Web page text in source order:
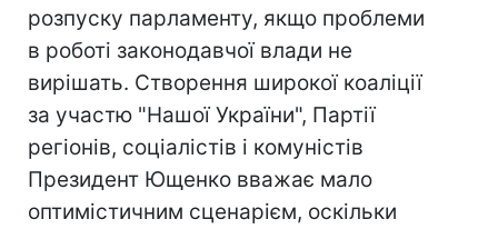
розпуску парламенту, якщо проблеми
в роботі законодавчої влади не
вирішать. Створення широкої коаліції
за участю "Нашої України", Партії
регіонів, соціалістів і комуністів
Президент Ющенко вважає мало
оптимістичним сценарієм, оскільки